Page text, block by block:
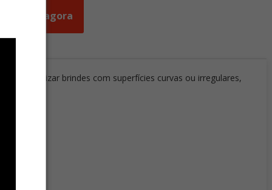
Orçar agora
personalizar brindes com superfícies curvas ou irregulares,